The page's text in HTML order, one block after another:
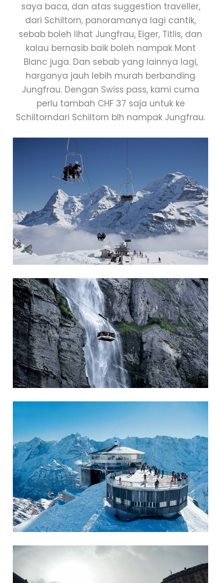
saya baca, dan atas suggestion traveller,
dari Schiltorn, panoramanya lagi cantik,
sebab boleh lihat Jungfrau, Eiger, Titlis, dan
kalau bernasib baik boleh nampak Mont
Blanc juga. Dan sebab yang lainnya lagi,
harganya jauh lebih murah berbanding
Jungfrau. Dengan Swiss pass, kami cuma
perlu tambah CHF 37 saja untuk ke
Schiltorndari Schiltorn blh nampak Jungfrau.